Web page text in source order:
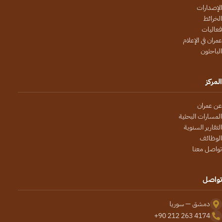
الإصدارات
الخرائط
فعاليات
عمران في الإعلام
الباحثون
المركز
عن عمران
المسارات البحثية
التقارير السنوية
الوظائف
تواصل معنا
تواصل
دمشق — سوريا
+90 212 263 4174